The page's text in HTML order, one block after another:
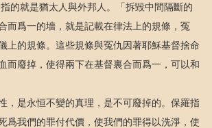
的就是猶太人與外邦人。「拆毀中間隔斷的
而爲一的墻，就是記載在律法上的規條，冤
上的規條。這些規條與冤仇因著耶穌基督捨命
而廢掉，使得兩下在基督裏合而爲一，可以和
，是永恒不變的真理，是不可廢掉的。保羅指
爲我們的罪付代價，使我們的罪得以洗淨，使